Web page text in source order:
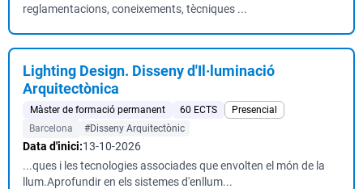
reglamentacions, coneixements, tècniques ...
Lighting Design. Disseny d'Il·luminació
Arquitectònica
Màster de formació permanent 60 ECTS
Presencial
Barcelona
#Disseny Arquitectònic
Data d'inici:13-10-2026
...ques i les tecnologies associades que envolten el món de la
llum.Aprofundir en els sistemes d'enllum...